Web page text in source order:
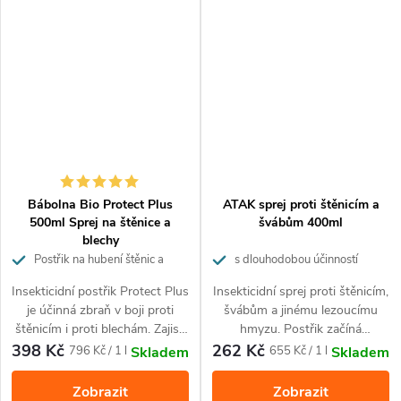
Spray Clean kill je účinný
proti:
blechám, molům šatním, mravencům, vosám, rybenkám,
pavoukům, roztočům, pisivkám a dalším škůdcům potravin
a tkanin, jako jsou například pisivky.
Bábolna Bio Protect Plus
500ml Sprej na štěnice a
blechy
Postřik na hubení štěnic a
Insekticidní postřik Protect Plus
je účinná zbraň v boji proti
štěnicím i proti blechám. Zajistí
úplnou likvidaci štěnic či blech v
počátečních fázích zamoření.
Hubí dospělce a nymfy.
398 Kč Měrná
cena:
796 Kč / 1 l Skladem
Zobrazit
ATAK sprej proti štěnicím a
švábům 400ml
s dlouhodobou účinností
Insekticidní sprej proti štěnicím,
švábům a jinému lezoucímu
hmyzu. Postřik začíná
účinkovat po 6-12 hodinách a
na hmyz působí po dobu 2-3
měsíců pokud není mechanicky
262 Kč Měrná
cena:
655 Kč / 1 l Skladem
Zobrazit